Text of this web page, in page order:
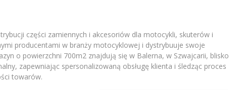
części zamiennych i akcesoriów dla motocykli, skuterów i
producentami w branży motocyklowej i dystrybuuje swoje
o powierzchni 700m2 znajdują się w Balerna, w Szwajcarii, blisko
zapewniając spersonalizowaną obsługę klienta i śledząc proces
towarów.